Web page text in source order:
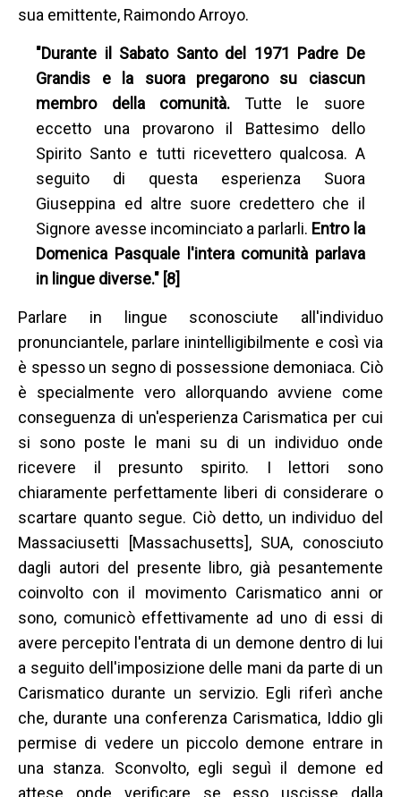
sua emittente, Raimondo Arroyo.
"Durante il Sabato Santo del 1971 Padre De
Grandis e la suora pregarono su ciascun
membro della comunità.Tutte le suore
eccetto una provarono il Battesimo dello
Spirito Santo e tutti ricevettero qualcosa. A
seguito di questa esperienza Suora
Giuseppina ed altre suore credettero che il
Signore avesse incominciato a parlarli. Entro la
Domenica Pasquale l'intera comunità parlava
in lingue diverse." [8]
Parlare in lingue sconosciute all'individuo
pronunciantele, parlare inintelligibilmente e così via
è spesso un segno di possessione demoniaca. Ciò
è specialmente vero allorquando avviene come
conseguenza di un'esperienza Carismatica per cui
si sono poste le mani su di un individuo onde
ricevere il presunto spirito. I lettori sono
chiaramente perfettamente liberi di considerare o
scartare quanto segue. Ciò detto, un individuo del
Massaciusetti [Massachusetts], SUA, conosciuto
dagli autori del presente libro, già pesantemente
coinvolto con il movimento Carismatico anni or
sono, comunicò effettivamente ad uno di essi di
avere percepito l'entrata di un demone dentro di lui
a seguito dell'imposizione delle mani da parte di un
Carismatico durante un servizio. Egli riferì anche
che, durante una conferenza Carismatica, Iddio gli
permise di vedere un piccolo demone entrare in
una stanza. Sconvolto, egli seguì il demone ed
attese onde verificare se esso uscisse dalla